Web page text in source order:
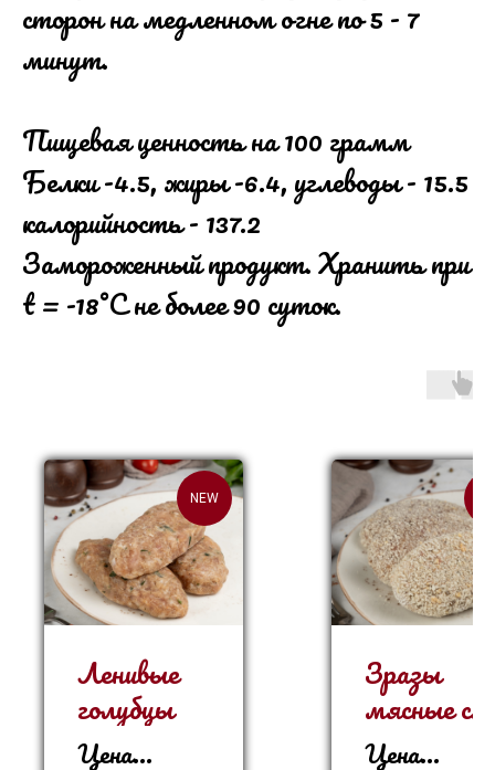
сторон на медленном огне по 5 - 7
минут.
Пищевая ценность на 100 грамм
Белки -4.5, жиры -6.4, углеводы - 15.5
калорийность - 137.2
Замороженный продукт. Хранить при
t = -18°С не более 90 суток.
NEW
Ленивые
голубцы
Цена
Зразы
мясные с
сыром
Цена